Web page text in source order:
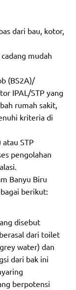
dari bau, kotor,
mudah
(BS2A)/
IPAL/STP yang
rumah sakit,
kriteria di
atau STP
pengolahan
Banyu Biru
berikut:
disebut
dari toilet
water) dan
dari bak ini
berpotensi